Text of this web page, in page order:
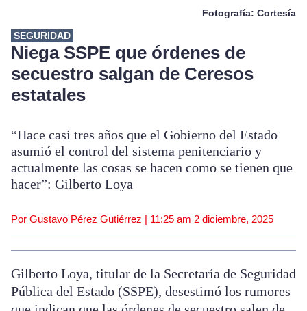
Fotografía: Cortesía
SEGURIDAD
Niega SSPE que órdenes de
secuestro salgan de Ceresos
estatales
“Hace casi tres años que el Gobierno del Estado
asumió el control del sistema penitenciario y
actualmente las cosas se hacen como se tienen que
hacer”: Gilberto Loya
Por Gustavo Pérez Gutiérrez | 11:25 am 2 diciembre, 2025
Gilberto Loya, titular de la Secretaría de Seguridad
Pública del Estado (SSPE), desestimó los rumores